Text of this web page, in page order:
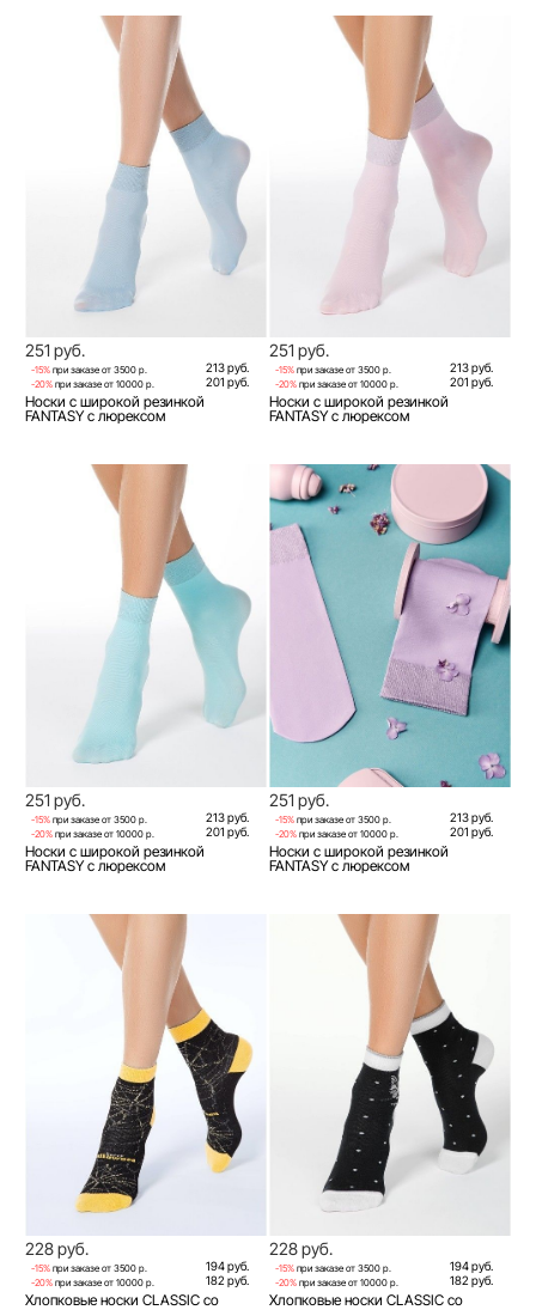
251 руб.
-15% при заказе от 3500 р. 213 руб.
-20% при заказе от 10000 р. 201 руб.
Носки с широкой резинкой
FANTASY с люрексом
251 руб.
-15% при заказе от 3500 р. 213 руб.
-20% при заказе от 10000 р. 201 руб.
Носки с широкой резинкой
FANTASY с люрексом
251 руб.
-15% при заказе от 3500 р. 213 руб.
-20% при заказе от 10000 р. 201 руб.
Носки с широкой резинкой
FANTASY с люрексом
251 руб.
-15% при заказе от 3500 р. 213 руб.
-20% при заказе от 10000 р. 201 руб.
Носки с широкой резинкой
FANTASY с люрексом
228 руб.
-15% при заказе от 3500 р. 194 руб.
-20% при заказе от 10000 р. 182 руб.
Хлопковые носки CLASSIC со
228 руб.
-15% при заказе от 3500 р. 194 руб.
-20% при заказе от 10000 р. 182 руб.
Хлопковые носки CLASSIC со